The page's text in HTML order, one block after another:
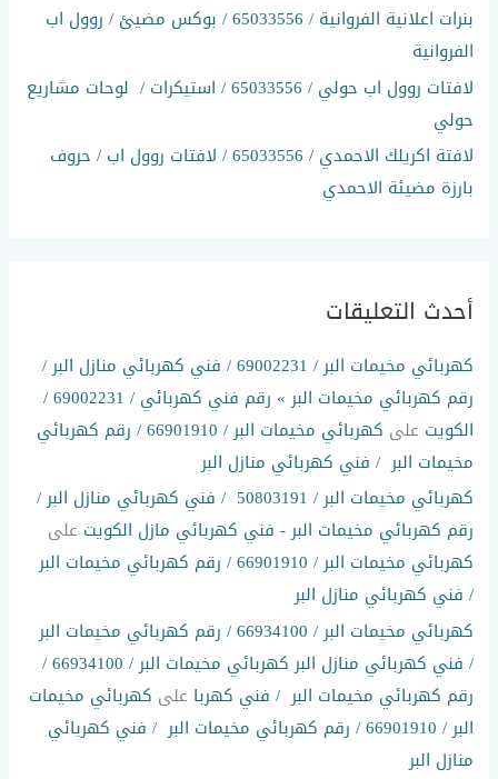
بنرات اعلانية الفروانية / 65033556 / بوكس مضيئ / روول اب
الفروانية
لافتات روول اب حولي / 65033556 / استيكرات / لوحات مشاريع
حولي
لافتة اكريلك الاحمدي / 65033556 / لافتات روول اب / حروف
بارزة مضيئة الاحمدي
أحدث التعليقات
كهربائي مخيمات البر / 69002231 / فني كهربائي منازل البر /
رقم كهربائي مخيمات البر » رقم فني كهربائي / 69002231 /
الكويت على
كهربائي مخيمات البر / 66901910 / رقم كهربائي
مخيمات البر / فني كهربائي منازل البر
كهربائي مخيمات البر / 50803191 / فني كهربائي منازل البر /
رقم كهربائي مخيمات البر - فني كهربائي مازل الكويت على
كهربائي مخيمات البر / 66901910 / رقم كهربائي مخيمات البر
/ فني كهربائي منازل البر
كهربائي مخيمات البر / 66934100 / رقم كهربائي مخيمات البر
/ فني كهربائي منازل البر كهربائي مخيمات البر / 66934100 /
رقم كهربائي مخيمات البر / فني كهربا على كهربائي مخيمات
البر / 66901910 / رقم كهربائي مخيمات البر / فني كهربائي
منازل البر